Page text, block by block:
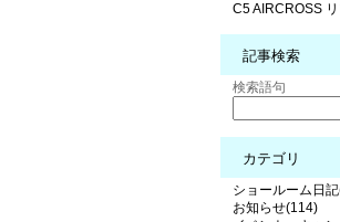
C5 AIRCROSS
記事検索
検索語句
カテゴリ
ショールーム日
お知らせ(114)